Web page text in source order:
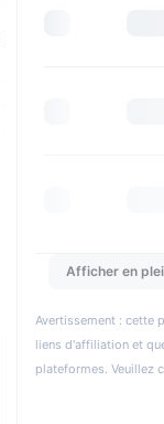
Afficher en
Avertissement : cette
liens d'affiliation et
plateformes. Veuillez